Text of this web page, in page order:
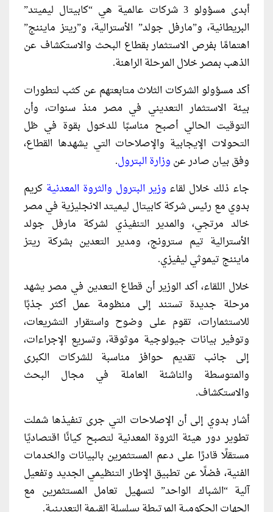
أبدى مسؤولو 3 شركات عالمية هي “كابيتال ليميتد”
البريطانية، و”مارفل جولد” الأسترالية، و”ريتز مايننج”
اهتمامًا بفرص الاستثمار بقطاع البحث والاستكشاف عن
الذهب بمصر خلال المرحلة الراهنة.
أكد مسؤولو الشركات الثلاث متابعتهم عن كثب لتطورات
بيئة الاستثمار التعديني في مصر منذ سنوات، وأن
التوقيت الحالي أصبح مناسبًا للدخول بقوة في ظل
التحولات الإيجابية والإصلاحات التي يشهدها القطاع،
وفق بيان صادر عن وزارة البترول.
جاء ذلك خلال لقاء وزير البترول والثروة المعدنية كريم
بدوي مع رئيس شركة كابيتال ليميتد الانجليزية في مصر
خالد مرتجي، والمدير التنفيذي لشركة مارفل جولد
الأسترالية تيم سترونج، ومدير التعدين بشركة ريتز
مايننج تيموثي ليفيزي.
خلال اللقاء، أكد الوزير أن قطاع التعدين في مصر يشهد
مرحلة جديدة تستند إلى منظومة عمل أكثر جذبًا
للاستثمارات، تقوم على وضوح واستقرار التشريعات،
وتوفير بيانات جيولوجية موثوقة، وتسريع الإجراءات،
إلى جانب تقديم حوافز مناسبة للشركات الكبرى
والمتوسطة والناشئة العاملة في مجال البحث
والاستكشاف.
أشار بدوي إلى أن الإصلاحات التي جرى تنفيذها شملت
تطوير دور هيئة الثروة المعدنية لتصبح كيانًا اقتصاديًا
مستقلًا قادرًا على دعم المستثمرين بالبيانات والخدمات
الفنية، فضلًا عن تطبيق الإطار التنظيمي الجديد وتفعيل
آلية “الشباك الواحد” لتسهيل تعامل المستثمرين مع